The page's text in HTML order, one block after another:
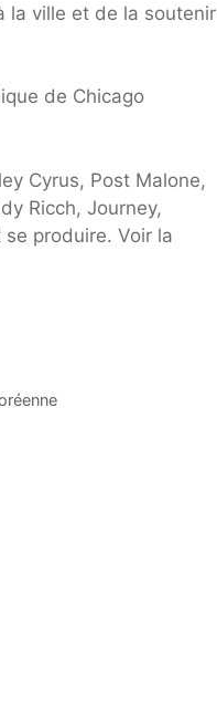
la ville et de la soutenir
de Chicago
Cyrus, Post Malone,
Ricch, Journey,
produire. Voir la